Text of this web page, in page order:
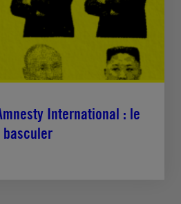
International : le
basculer